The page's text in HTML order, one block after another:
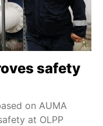
safety
on AUMA
at OLPP